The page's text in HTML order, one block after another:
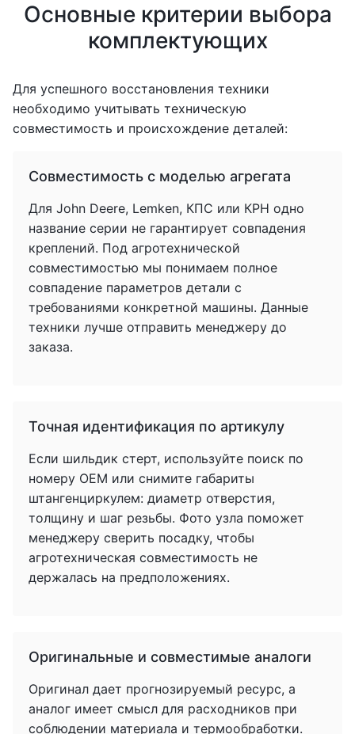
Основные критерии выбора
комплектующих
Для успешного восстановления техники
необходимо учитывать техническую
совместимость и происхождение деталей:
Совместимость с моделью агрегата
Для John Deere, Lemken, КПС или КРН одно
название серии не гарантирует совпадения
креплений. Под агротехнической
совместимостью мы понимаем полное
совпадение параметров детали с
требованиями конкретной машины. Данные
техники лучше отправить менеджеру до
заказа.
Точная идентификация по артикулу
Если шильдик стерт, используйте поиск по
номеру OEM или снимите габариты
штангенциркулем: диаметр отверстия,
толщину и шаг резьбы. Фото узла поможет
менеджеру сверить посадку, чтобы
агротехническая совместимость не
держалась на предположениях.
Оригинальные и совместимые аналоги
Оригинал дает прогнозируемый ресурс, а
аналог имеет смысл для расходников при
соблюдении материала и термообработки.